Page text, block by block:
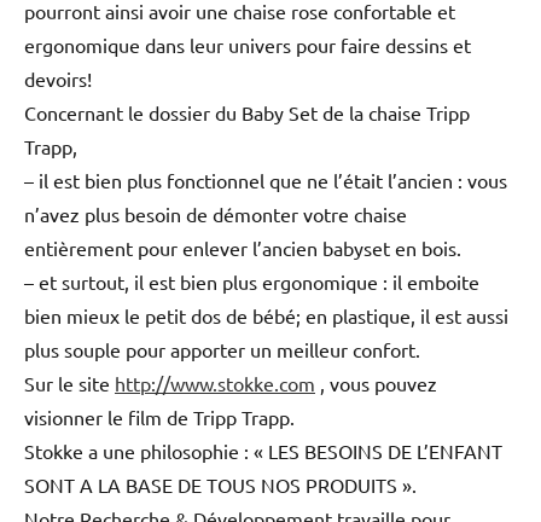
pourront ainsi avoir une chaise rose confortable et
ergonomique dans leur univers pour faire dessins et
devoirs!
Concernant le dossier du Baby Set de la chaise Tripp
Trapp,
– il est bien plus fonctionnel que ne l’était l’ancien : vous
n’avez plus besoin de démonter votre chaise
entièrement pour enlever l’ancien babyset en bois.
– et surtout, il est bien plus ergonomique : il emboite
bien mieux le petit dos de bébé; en plastique, il est aussi
plus souple pour apporter un meilleur confort.
Sur le site http://www.stokke.com , vous pouvez
visionner le film de Tripp Trapp.
Stokke a une philosophie : « LES BESOINS DE L’ENFANT
SONT A LA BASE DE TOUS NOS PRODUITS ».